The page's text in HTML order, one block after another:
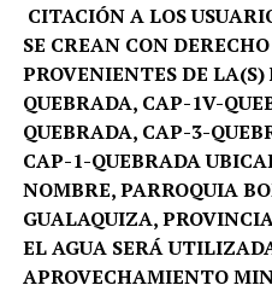
CITACIÓN A LOS
SE CREAN CON
PROVENIENTES DE
QUEBRADA, CAP-1V-
QUEBRADA, CAP-3-
CAP-1-QUEBRADA
NOMBRE, PARROQUIA
GUALAQUIZA,
EL AGUA SERÁ
APROVECHAMIENTO